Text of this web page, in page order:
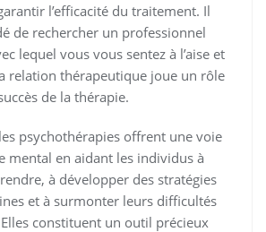
l’efficacité du traitement. Il
de rechercher un professionnel
lequel vous vous sentez à l’aise et
relation thérapeutique joue un rôle
de la thérapie.
psychothérapies offrent une voie
mental en aidant les individus à
à développer des stratégies
et à surmonter leurs difficultés
constituent un outil précieux